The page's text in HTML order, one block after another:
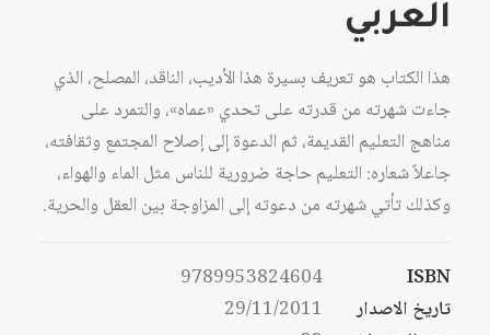
العربي
هذا الكتاب هو تعريف بسيرة هذا الأديب، الناقد، المصلح، الذي
جاءت شهرته من قدرته على تحدي «عماه»، والتمرد على
مناهج التعليم القديمة، ثم الدعوة إلى إصلاح المجتمع وثقافته،
جاعلاً شعاره: التعليم حاجة ضرورية للناس مثل الماء والهواء،
وكذلك تأتي شهرته من دعوته إلى المزاوجة بين العقل والحرية.
ISBN
9789953824604
تاريخ الاصدار
29/11/2011